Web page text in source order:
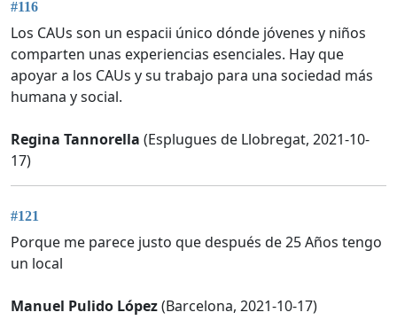
#116
Los CAUs son un espacii único dónde jóvenes y niños
comparten unas experiencias esenciales. Hay que
apoyar a los CAUs y su trabajo para una sociedad más
humana y social.
Regina Tannorella (Esplugues de Llobregat, 2021-10-
17)
#121
Porque me parece justo que después de 25 Años tengo
un local
Manuel Pulido López(Barcelona, 2021-10-17)